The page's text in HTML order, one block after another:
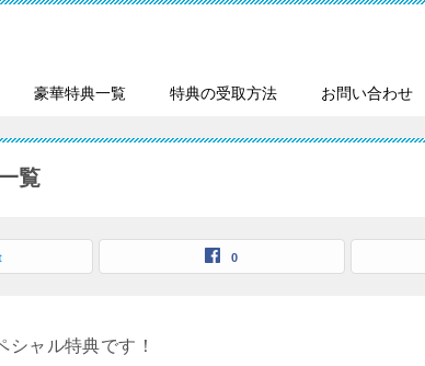
豪華特典一覧 特典の受取方法 お問い合わせ
覧
0
ャル特典です！